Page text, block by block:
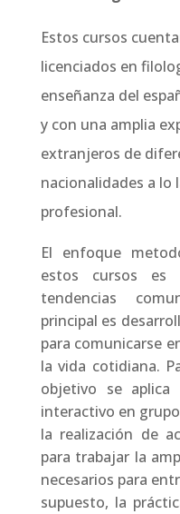
Estos cursos
licenciados en
enseñanza del
y con una amplia
extranjeros de
nacionalidades a lo
profesional.
El enfoque
estos cursos es
tendencias
principal es
para comunicarse
la vida cotidiana.
objetivo se
interactivo en
la realización de
para trabajar la
necesarios para
supuesto, la